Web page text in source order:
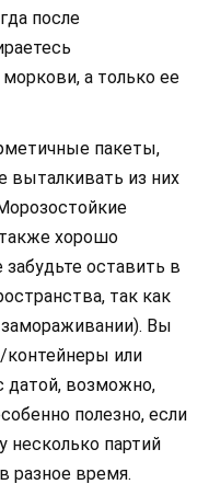
после
а только ее
пакеты,
выталкивать из них
хорошо
оставить в
так как
Вы
или
датой, возможно,
полезно, если
партий
разное время.